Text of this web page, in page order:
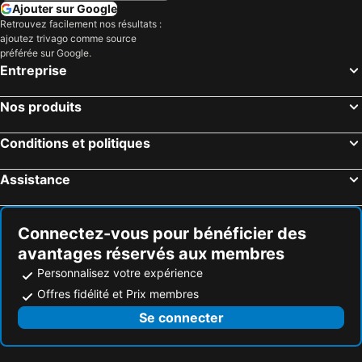
Ajouter sur Google
Retrouvez facilement nos résultats :
ajoutez trivago comme source
préférée sur Google.
Entreprise
Nos produits
Conditions et politiques
Assistance
Connectez-vous pour bénéficier des
avantages réservés aux membres
Personnalisez votre expérience
Offres fidélité et Prix membres
Se connecter